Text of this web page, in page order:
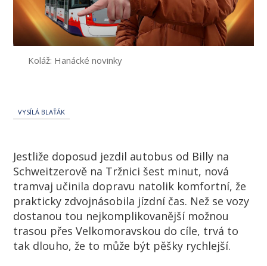
Koláž: Hanácké novinky
VYSÍLÁ BLAŤÁK
Jestliže doposud jezdil autobus od Billy na
Schweitzerově na Tržnici šest minut, nová
tramvaj učinila dopravu natolik komfortní, že
prakticky zdvojnásobila jízdní čas. Než se vozy
dostanou tou nejkomplikovanější možnou
trasou přes Velkomoravskou do cíle, trvá to
tak dlouho, že to může být pěšky rychlejší.